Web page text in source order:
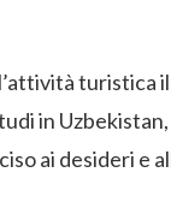
turistica
in
ai desideri e